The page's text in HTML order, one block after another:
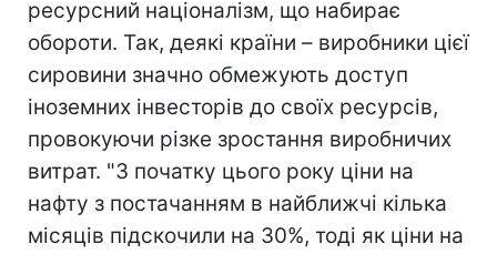
ресурсний націоналізм, що набирає
обороти. Так, деякі країни – виробники цієї
сировини значно обмежують доступ
іноземних інвесторів до своїх ресурсів,
провокуючи різке зростання виробничих
витрат. "З початку цього року ціни на
нафту з постачанням в найближчі кілька
місяців підскочили на 30%, тоді як ціни на